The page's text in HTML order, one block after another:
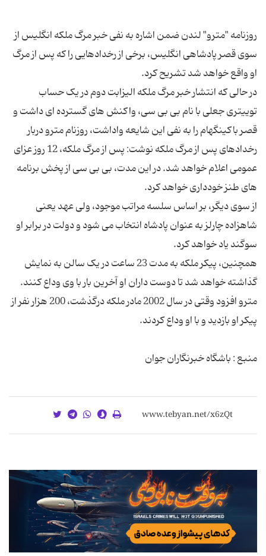
روزنامه "مترو" لندن ضمن اشاره به نفی خبر مرگ ملکه انگلیس از
سوی قصر پادشاهی انگلیس، برخی از رخدادهایی را که پس از مرگ
در حالی که انتشار خبر مرگ ملکه الیزابت دوم در یک حساب
توییتری جعلی با نام بی بی سی، واکنش های گسترده ای داشت و
قصر باکینگهام را به نفی این شایعه واداشت، روزنام مترو دربار
رخدادهای پس از مرگ ملکه نوشت: پس از مرگ ملکه، 12 روز عزای
عمومی اعلام خواهد شد. در این مدت، بی بی سی از پخش برنامه
از سوی دیگر، بر اساس سلسه مراتب موجود، ولی عهد یعنی
شاهزاده چارلز به عنوان پادشاه انتخاب می شود و دولت در برابر او
همچنین، پیکر ملکه به مدت 23 ساعت در یک سالن به نمایش
مترو افزود وقتی در سال 2002 مادر ملکه درگذشت، 200 هزار نفر از
منبع : باشگاه خبرنگاران جوان